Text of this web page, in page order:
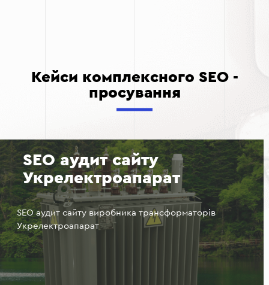
Кейси комплексного SEO -
просування
SEO аудит сайту
Укрелектроапарат
SEO аудит сайту виробника трансформаторів
Укрелектроапарат